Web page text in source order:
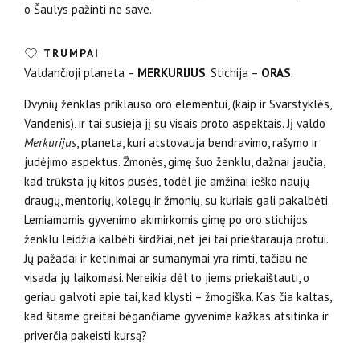
o Šaulys pažinti ne save.
TRUMPAI
Valdančioji planeta – MERKURIJUS. Stichija – ORAS.
Dvynių ženklas priklauso oro elementui, (kaip ir Svarstyklės,
Vandenis), ir tai susieja jį su visais proto aspektais. Jį valdo
Merkurijus , planeta, kuri atstovauja bendravimo, rašymo ir
judėjimo aspektus. Žmonės, gimę šuo ženklu, dažnai jaučia,
kad trūksta jų kitos pusės, todėl jie amžinai ieško naujų
draugų, mentorių, kolegų ir žmonių, su kuriais gali pakalbėti.
Lemiamomis gyvenimo akimirkomis gimę po oro stichijos
ženklu leidžia kalbėti širdžiai, net jei tai prieštarauja protui.
Jų pažadai ir ketinimai ar sumany­mai yra rimti, tačiau ne
visada jų laikomasi. Nereikia dėl to jiems priekaištauti, o
geriau galvoti apie tai, kad klysti – žmogiška. Kas čia kaltas,
kad šitame greitai bė­gančiame gyvenime kažkas atsitinka ir
priverčia pakeisti kursą?